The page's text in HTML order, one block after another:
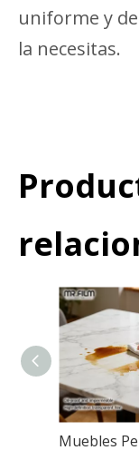
uniforme y
la necesitas.